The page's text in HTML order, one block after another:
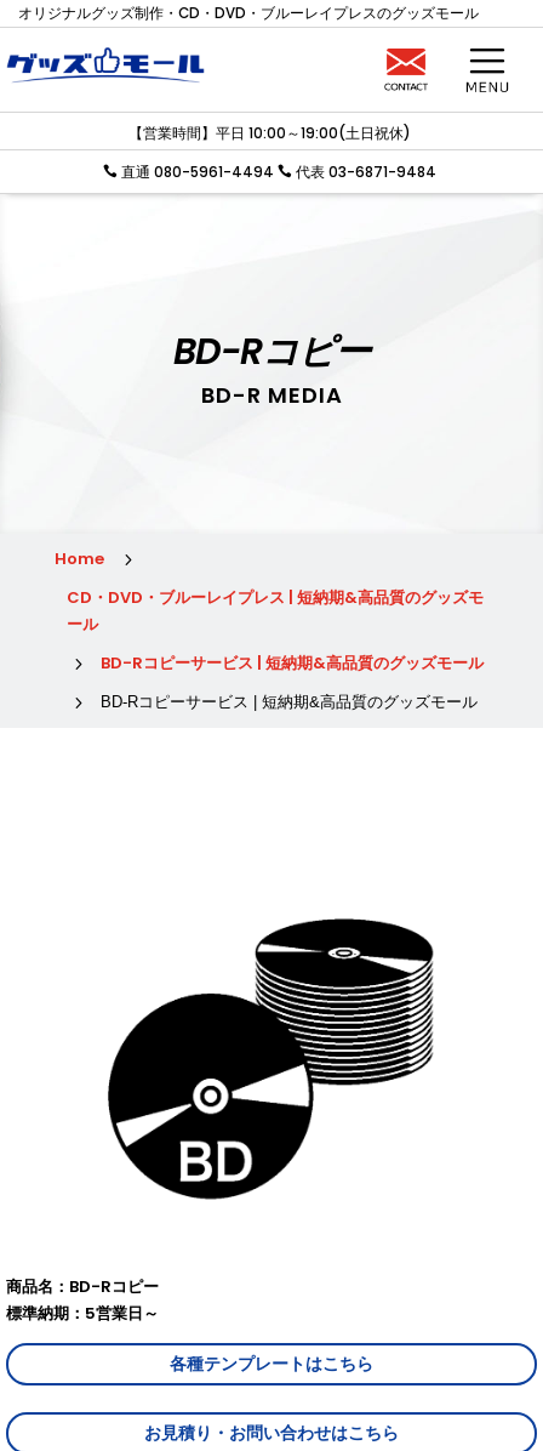
オリジナルグッズ制作・CD・DVD・ブルーレイプレスのグッズモール
【営業時間】平日 10:00～19:00(土日祝休)
 直通 080-5961-4494  代表 03-6871-9484
BD-Rコピー
BD-R MEDIA
Home 5
CD・DVD・ブルーレイプレス | 短納期&高品質のグッズモ
ール
5 BD-Rコピーサービス | 短納期&高品質のグッズモール
5 BD-Rコピーサービス | 短納期&高品質のグッズモール
商品名：BD-Rコピー
標準納期：5営業日～
各種テンプレートはこちら
お見積り・お問い合わせはこちら